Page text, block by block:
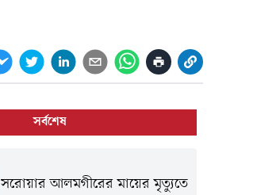
সর্বশেষ
সরোয়ার আলমগীরের মায়ের মৃত্যুতে